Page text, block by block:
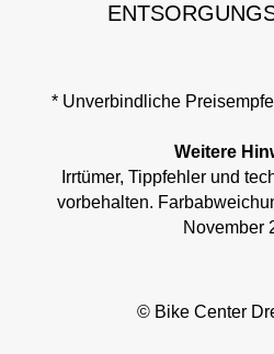
* Unverbindliche
Weitere
Irrtümer, Tippfehler und
vorbehalten.
November
© Bike Center